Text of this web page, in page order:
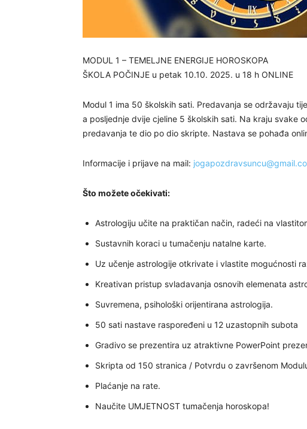
MODUL 1 – TEMELJNE ENERGIJE HOROSKOPA
ŠKOLA POČINJE u petak 10.10. 2025. u 18 h ONLINE
Modul 1 ima 50 školskih sati. Predavanja se održavaju
a posljednje dvije cjeline 5 školskih sati. Na kraju svake
predavanja te dio po dio skripte. Nastava se pohađa
Informacije i prijave na mail:
Što možete očekivati:
Astrologiju učite na praktičan način, radeći na
Sustavnih koraci u tumačenju natalne karte.
Uz učenje astrologije otkrivate i vlastite mogućnosti
Kreativan pristup svladavanja osnovih elemenata
Suvremena, psihološki orijentirana astrologija.
50 sati nastave raspoređeni u 12 uzastopnih subota
Gradivo se prezentira uz atraktivne PowerPoint
Skripta od 150 stranica / Potvrdu o završenom
Plaćanje na rate.
Naučite UMJETNOST tumačenja horoskopa!